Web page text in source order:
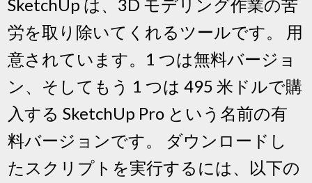
SketchUp は、3D モデリング作業の苦
労を取り除いてくれるツールです。 用
意されています。1 つは無料バージョ
ン、そしてもう 1 つは 495 米ドルで購
入する SketchUp Pro という名前の有
料バージョンです。 ダウンロードし
たスクリプトを実行するには、以下の